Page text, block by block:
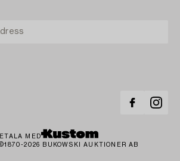
MED
2026 BUKOWSKI AUKTIONER AB